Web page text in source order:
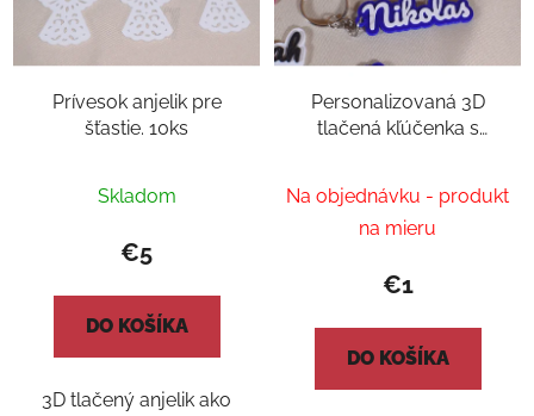
Prívesok anjelik pre
šťastie. 10ks
Skladom
€5
DO KOŠÍKA
3D tlačený anjelik ako
Personalizovaná 3D
tlačená kľúčenka s
Na objednávku - produkt
na mieru
€1
DO KOŠÍKA